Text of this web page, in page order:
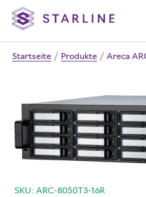
Startseite / Produkte / Areca
SKU: ARC-8050T3-16R